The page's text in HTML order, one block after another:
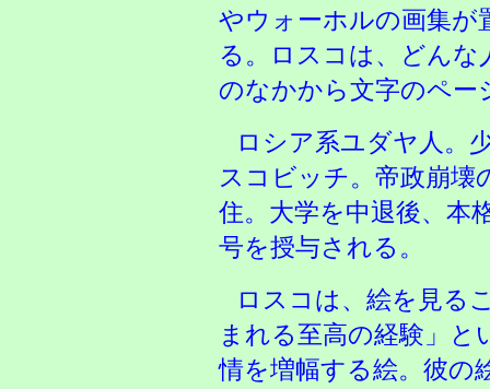
やウォーホルの画集が
る。ロスコは、どんな
のなかから文字のペー
ロシア系ユダヤ人。
スコビッチ。帝政崩壊
住。大学を中退後、本
号を授与される。
ロスコは、絵を見る
まれる至高の経験」と
情を増幅する絵。彼の